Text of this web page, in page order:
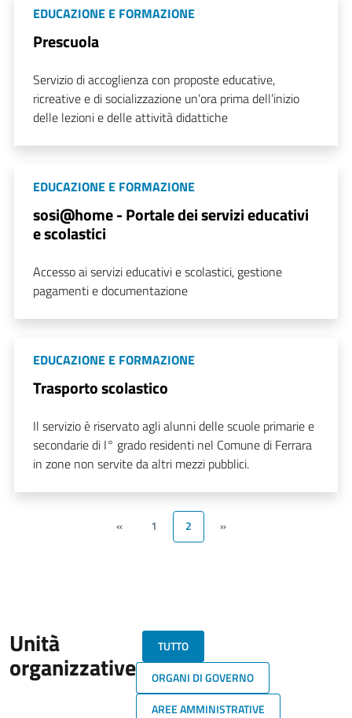
EDUCAZIONE E FORMAZIONE
Prescuola
Servizio di accoglienza con proposte educative,
ricreative e di socializzazione un’ora prima dell’inizio
delle lezioni e delle attività didattiche
EDUCAZIONE E FORMAZIONE
sosi@home - Portale dei servizi educativi
e scolastici
Accesso ai servizi educativi e scolastici, gestione
pagamenti e documentazione
EDUCAZIONE E FORMAZIONE
Trasporto scolastico
Il servizio è riservato agli alunni delle scuole primarie e
secondarie di I° grado residenti nel Comune di Ferrara
in zone non servite da altri mezzi pubblici.
« 1 2 »
Unità
organizzative
TUTTO
ORGANI DI GOVERNO
AREE AMMINISTRATIVE